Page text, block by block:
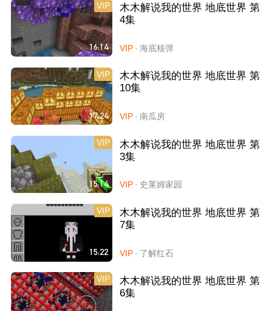
16:14
VIP
木木解说我的世界 地底世界 第
4集
VIP · 海底核弹
17:24
VIP
木木解说我的世界 地底世界 第
10集
VIP · 南瓜房
15:14
VIP
木木解说我的世界 地底世界 第
3集
VIP · 史莱姆家园
15:22
VIP
木木解说我的世界 地底世界 第
7集
VIP · 了解红石
VIP
木木解说我的世界 地底世界 第
6集